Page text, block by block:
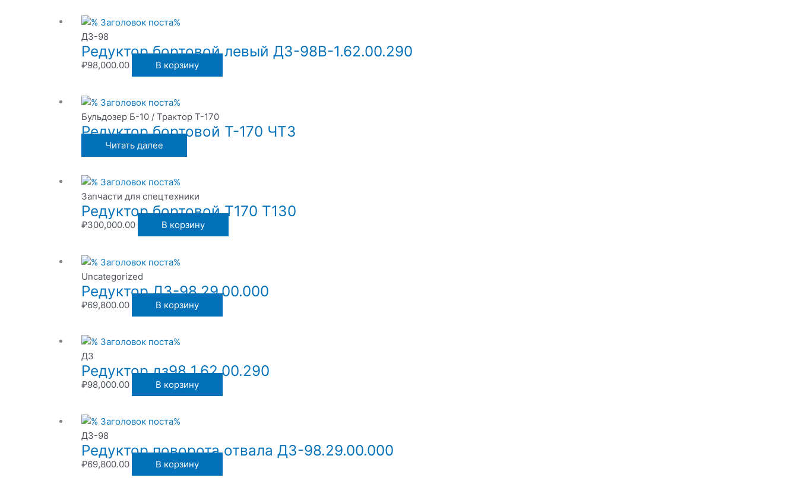
ДЗ-98
Редуктор бортовой левый ДЗ-98В-1.62.00.290
₽98,000.00 В корзину
Бульдозер Б-10 / Трактор Т-170
Редуктор бортовой Т-170 ЧТЗ
Читать далее
Запчасти для спецтехники
Редуктор бортовой Т170 Т130
₽300,000.00 В корзину
Uncategorized
Редуктор ДЗ-98.29.00.000
₽69,800.00 В корзину
ДЗ
Редуктор дз98 1.62.00.290
₽98,000.00 В корзину
ДЗ-98
Редуктор поворота отвала ДЗ-98.29.00.000
₽69,800.00 В корзину